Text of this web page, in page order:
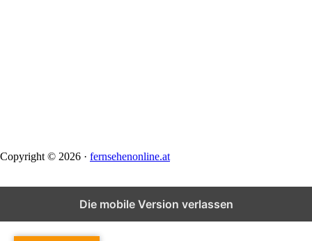
Copyright © 2026 · fernsehenonline.at
Die mobile Version verlassen